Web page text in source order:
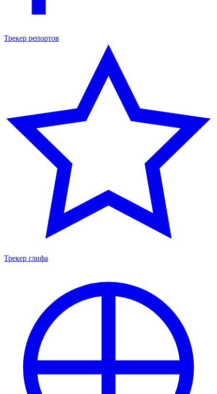
Трекер репортов
Трекер глифа